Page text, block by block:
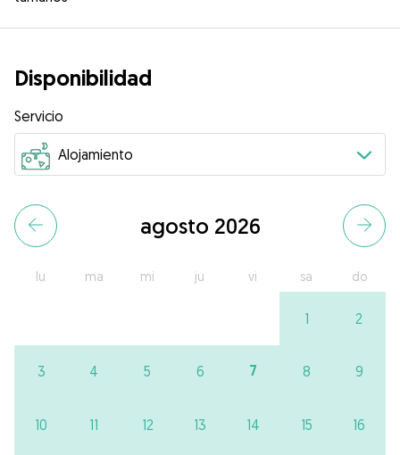
Disponibilidad
Servicio
agosto 2026
lu ma mi ju vi sa do
1 2
3 4 5 6 7 8 9
10 11 12 13 14 15 16